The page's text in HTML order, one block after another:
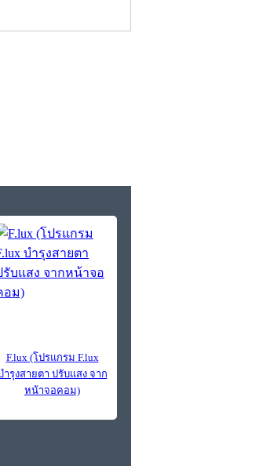
F.lux (โปรแกรม F.lux
ำรุงสายตา ปรับแสง จาก
หน้าจอคอม)